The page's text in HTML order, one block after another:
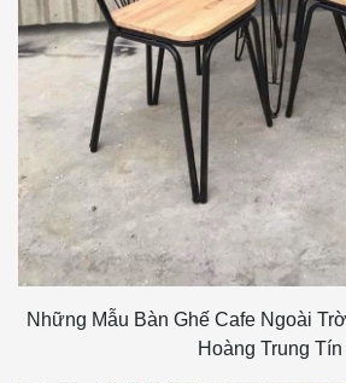
Những Mẫu Bàn Ghế Cafe Ngoài
Hoàng Trung Tín